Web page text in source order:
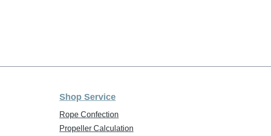
Shop Service
Rope Confection
Propeller Calculation